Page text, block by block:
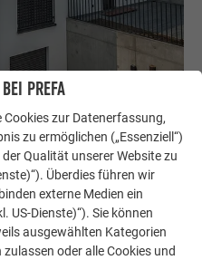
wie schön Ihr
einer PREFA Fassade
PREFA
zur Datenerfassung,
zu ermöglichen („Essenziell“)
Qualität unserer Website zu
Überdies führen wir
externe Medien ein
US-Dienste)“). Sie können
ausgewählten Kategorien
oder alle Cookies und